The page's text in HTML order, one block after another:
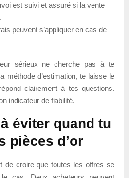
est suivi et assuré si la vente
peuvent s’appliquer en cas de
sérieux ne cherche pas à te
méthode d’estimation, te laisse le
clairement à tes questions.
indicateur de fiabilité.
éviter quand tu
pièces d’or
de croire que toutes les offres se